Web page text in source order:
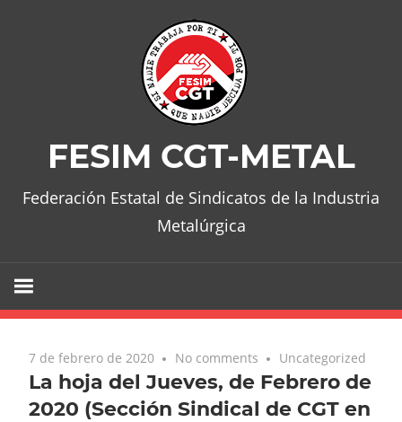
FESIM CGT-METAL
Federación Estatal de Sindicatos de la Industria
Metalúrgica
7 de febrero de 2020 No comments Uncategorized
La hoja del Jueves, de Febrero de
2020 (Sección Sindical de CGT en